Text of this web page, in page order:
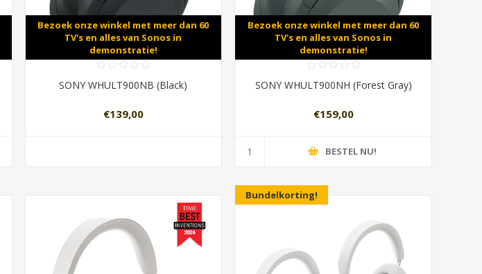
Bezoek onze winkel met meer dan 60
TV's en alles van Sonos in
demonstratie!
SONY WHULT900NB (Black)
€139,00
Bezoek onze winkel met meer dan 60
TV's en alles van Sonos in
demonstratie!
SONY WHULT900NH (Forest Gray)
€159,00
BESTEL NU!
Bundelkorting!